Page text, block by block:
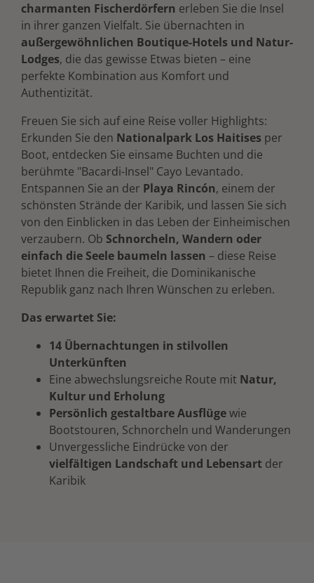
charmanten Fischerdörfern erleben Sie die Insel
in ihrer ganzen Vielfalt. Sie übernachten in
außergewöhnlichen Boutique-Hotels und Natur-
Lodges, die das gewisse Etwas bieten – eine
perfekte Kombination aus Komfort und
Authentizität.
Freuen Sie sich auf eine Reise voller Highlights:
Erkunden Sie den Nationalpark Los Haitises per
Boot, entdecken Sie einsame Buchten und die
berühmte "Bacardi-Insel" Cayo Levantado.
Entspannen Sie an der Playa Rincón, einem der
schönsten Strände der Karibik, und lassen Sie sich
von den Einblicken in das Leben der Einheimischen
verzaubern. Ob Schnorcheln, Wandern oder
einfach die Seele baumeln lassen – diese Reise
bietet Ihnen die Freiheit, die Dominikanische
Republik ganz nach Ihren Wünschen zu erleben.
Das erwartet Sie:
14 Übernachtungen in stilvollen
Unterkünften
Eine abwechslungsreiche Route mit Natur,
Kultur und Erholung
Persönlich gestaltbare Ausflügewie
Bootstouren, Schnorcheln und Wanderungen
Unvergessliche Eindrücke von der
vielfältigen Landschaft und Lebensart der
Karibik